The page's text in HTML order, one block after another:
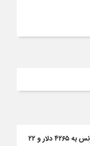
قیمت جهانی طلا امروز ۱۵ مرداد؛ هر اونس به ۴۲۶۵ دلار و ۲۲